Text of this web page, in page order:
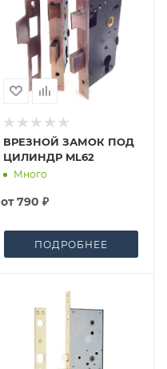
ВРЕЗНОЙ ЗАМОК ПОД
ЦИЛИНДР ML62
Много
от790 ₽
ПОДРОБНЕЕ